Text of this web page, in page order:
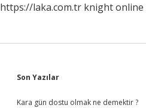
https://laka.com.tr knight online
Sidebar
Son Yazılar
Kara gün dostu olmak ne demektir ?